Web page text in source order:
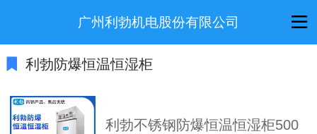
广州利勃机电股份有限公司
利勃防爆恒温恒湿柜
利勃不锈钢防爆恒温恒湿柜500